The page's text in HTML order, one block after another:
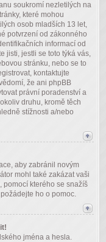
soukromí nezletilých na
které mohou
osob mladších 13 let,
potvrzení od zákonného
informací od
jisti, jestli se toto týká vás,
stránku, nebo se to
kontaktujte
že ani phpBB
právní poradenství a
druhu, kromě těch
stížnosti a/nebo
aby zabránil novým
mohl také zakázat vaši
pomocí kterého se snažíš
ho o pomoc.
jména a hesla.